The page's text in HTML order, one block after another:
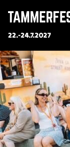
22.-24.7.2027